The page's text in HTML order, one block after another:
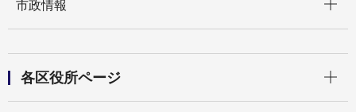
市政情報
各区役所ページ